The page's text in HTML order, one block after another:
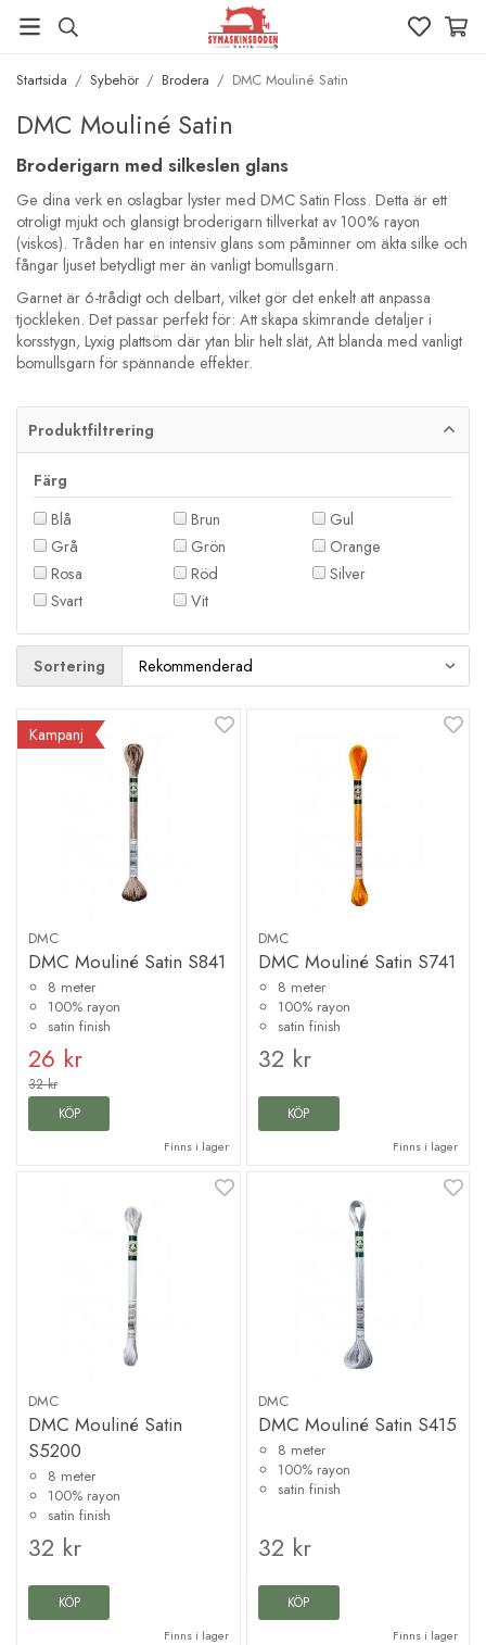
Startsida / Sybehör / Brodera / DMC Mouliné Satin
DMC Mouliné Satin
Broderigarn med silkeslen glans
Ge dina verk en oslagbar lyster med DMC Satin Floss. Detta är ett
otroligt mjukt och glansigt broderigarn tillverkat av 100% rayon
(viskos). Tråden har en intensiv glans som påminner om äkta silke och
fångar ljuset betydligt mer än vanligt bomullsgarn.
Garnet är 6-trådigt och delbart, vilket gör det enkelt att anpassa
tjockleken. Det passar perfekt för: Att skapa skimrande detaljer i
korsstygn, Lyxig plattsöm där ytan blir helt slät, Att blanda med vanligt
bomullsgarn för spännande effekter.
Produktfiltrering
Färg
Blå
Brun
Gul
Grå
Grön
Orange
Rosa
Röd
Silver
Svart
Vit
Sortering
Kampanj
DMC
DMC Mouliné Satin S841
8 meter
100% rayon
satin finish
26 kr
32 kr
KÖP
Finns i lager
DMC
DMC Mouliné Satin S741
8 meter
100% rayon
satin finish
32 kr
KÖP
Finns i lager
DMC
DMC Mouliné Satin
S5200
8 meter
100% rayon
satin finish
32 kr
KÖP
Finns i lager
DMC
DMC Mouliné Satin S415
8 meter
100% rayon
satin finish
32 kr
KÖP
Finns i lager